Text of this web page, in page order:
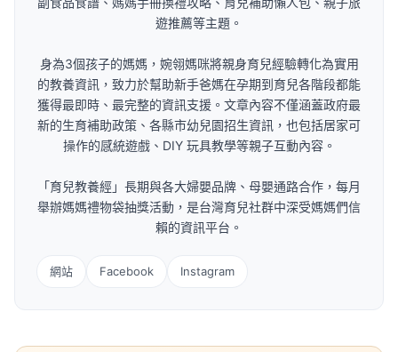
遊推薦等主題。
身為3個孩子的媽媽，婉翎媽咪將親身育兒經驗轉化為實用
的教養資訊，致力於幫助新手爸媽在孕期到育兒各階段都能
獲得最即時、最完整的資訊支援。文章內容不僅涵蓋政府最
新的生育補助政策、各縣市幼兒園招生資訊，也包括居家可
操作的感統遊戲、DIY 玩具教學等親子互動內容。
「育兒教養經」長期與各大婦嬰品牌、母嬰通路合作，每月
舉辦媽媽禮物袋抽獎活動，是台灣育兒社群中深受媽媽們信
賴的資訊平台。
網站 Facebook Instagram